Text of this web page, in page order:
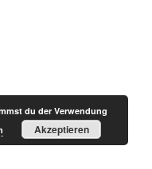
du der Verwendung
Akzeptieren